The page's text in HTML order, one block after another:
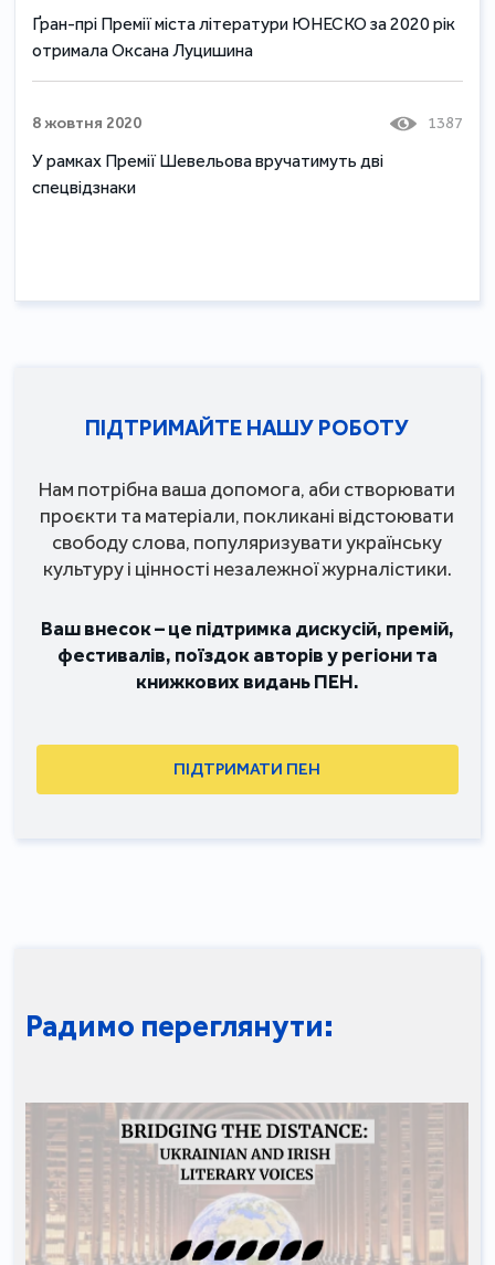
Ґран-прі Премії міста літератури ЮНЕСКО за 2020 рік
отримала Оксана Луцишина
8 жовтня 2020 1387
У рамках Премії Шевельова вручатимуть дві
спецвідзнаки
ПІДТРИМАЙТЕ НАШУ РОБОТУ
Нам потрібна ваша допомога, аби створювати
проєкти та матеріали, покликані відстоювати
свободу слова, популяризувати українську
культуру і цінності незалежної журналістики.
Ваш внесок – це підтримка дискусій, премій,
фестивалів, поїздок авторів у регіони та
книжкових видань ПЕН.
ПІДТРИМАТИ ПЕН
Радимо переглянути: